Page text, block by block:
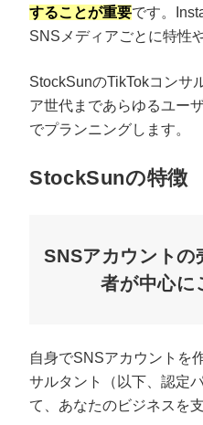
することが重要です。
SNSメディアごとに特性
StockSunのTikTokコンサ
ア世代まであらゆるユー
でプランニングします。
StockSunの特徴
SNSアカウントの
者が中心に
自身でSNSアカウントを
サルタント（以下、認定
て、あなたのビジネスを